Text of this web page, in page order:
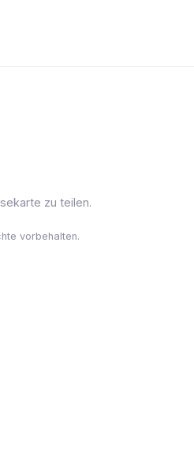
zu teilen.
vorbehalten.